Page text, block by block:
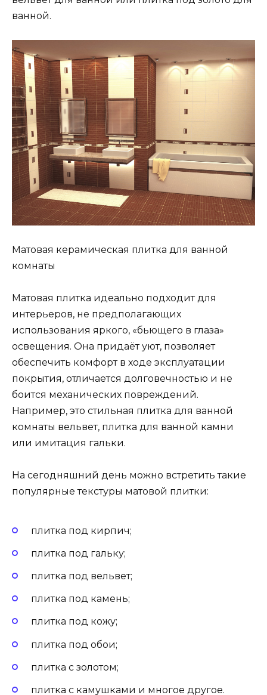
ванной.
Матовая керамическая плитка для ванной
комнаты
Матовая плитка идеально подходит для
интерьеров, не предполагающих
использования яркого, «бьющего в глаза»
освещения. Она придаёт уют, позволяет
обеспечить комфорт в ходе эксплуатации
покрытия, отличается долговечностью и не
боится механических повреждений.
Например, это стильная плитка для ванной
комнаты вельвет, плитка для ванной камни
или имитация гальки.
На сегодняшний день можно встретить такие
популярные текстуры матовой плитки:
плитка под кирпич;
плитка под гальку;
плитка под вельвет;
плитка под камень;
плитка под кожу;
плитка под обои;
плитка с золотом;
плитка с камушками и многое другое.